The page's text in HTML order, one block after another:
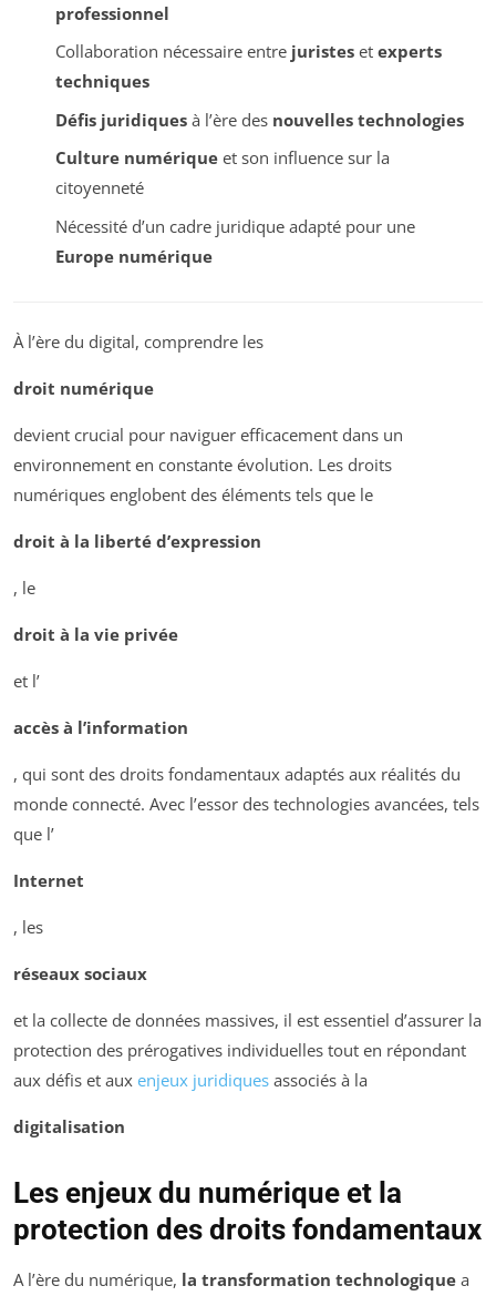
professionnel
Collaboration nécessaire entre juristeset experts
techniques
Défis juridiquesà l’ère des nouvelles technologies
Culture numériqueet son influence sur la
citoyenneté
Nécessité d’un cadre juridique adapté pour une
Europe numérique
À l’ère du digital, comprendre les
droit numérique
devient crucial pour naviguer efficacement dans un
environnement en constante évolution. Les droits
numériques englobent des éléments tels que le
droit à la liberté d’expression
, le
droit à la vie privée
et l’
accès à l’information
, qui sont des droits fondamentaux adaptés aux réalités du
monde connecté. Avec l’essor des technologies avancées, tels
que l’
Internet
, les
réseaux sociaux
et la collecte de données massives, il est essentiel d’assurer la
protection des prérogatives individuelles tout en répondant
aux défis et aux enjeux juridiques associés à la
digitalisation
Les enjeux du numérique et la
protection des droits fondamentaux
A l’ère du numérique, la transformation technologique a